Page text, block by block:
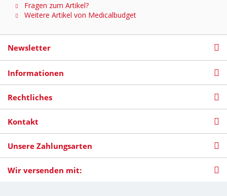
Fragen zum Artikel?
Weitere Artikel von Medicalbudget
Newsletter
Informationen
Rechtliches
Kontakt
Unsere Zahlungsarten
Wir versenden mit: